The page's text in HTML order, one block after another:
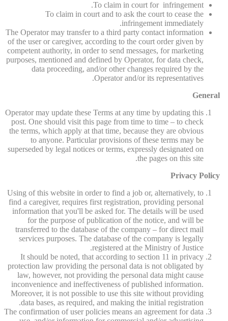
To claim in court for infringement.
To claim in court and to ask the court to cease the
infringement immediately.
The Operator may transfer to a third party contact information
of the user or caregiver, according to the court order given by
competent authority, in order to send messages, for marketing
purposes, mentioned and defined by Operator, for data check,
data proceeding, and/or other changes required by the
Operator and/or its representatives.
General
Operator may update these Terms at any time by updating this
post. One should visit this page from time to time – to check
the terms, which apply at that time, because they are obvious
to anyone. Particular provisions of these terms may be
superseded by legal notices or terms, expressly designated on
the pages on this site.
Privacy Policy
Using of this website in order to find a job or, alternatively, to
find a caregiver, requires first registration, providing personal
information that you'll be asked for. The details will be used
for the purpose of publication of the notice, and will be
transferred to the database of the company – for direct mail
services purposes. The database of the company is legally
registered at the Ministry of Justice.
It should be noted, that according to section 11 in privacy
protection law providing the personal data is not obligated by
law, however, not providing the personal data might cause
inconvenience and ineffectiveness of published information.
Moreover, it is not possible to use this site without providing
data bases, as required, and making the initial registration.
The confirmation of user policies means an agreement for data